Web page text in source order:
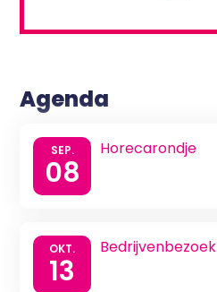
Agenda
SEP.
08
Horecarondje
OKT.
13
Bedrijvenbezoek